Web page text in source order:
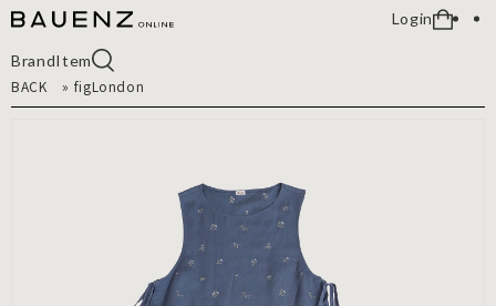
Login
BrandItem
BACK
» figLondon